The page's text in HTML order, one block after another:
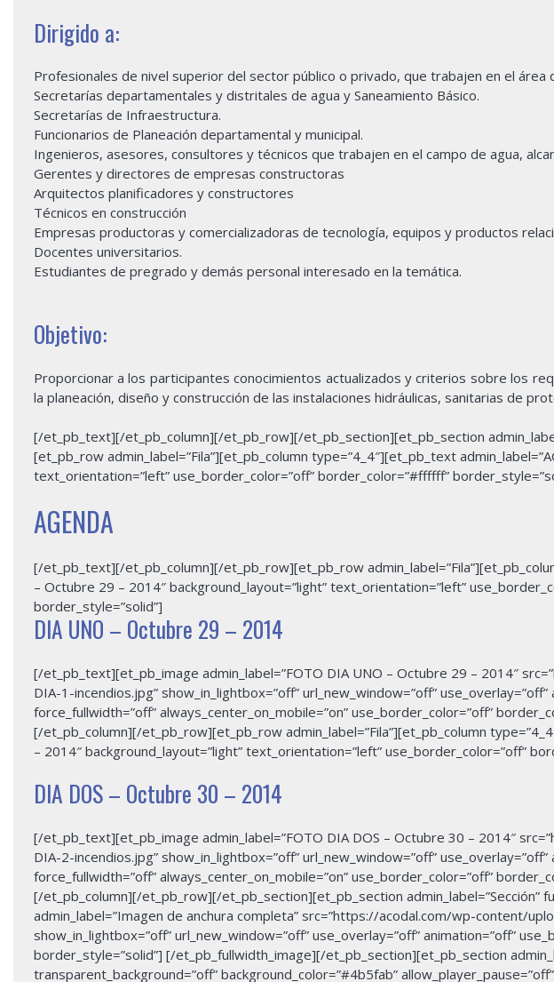
Dirigido a:
Profesionales de nivel superior del sector público o privado, que trabajen en el área
Secretarías departamentales y distritales de agua y Saneamiento Básico.
Secretarías de Infraestructura.
Funcionarios de Planeación departamental y municipal.
Ingenieros, asesores, consultores y técnicos que trabajen en el campo de agua,
Gerentes y directores de empresas constructoras
Arquitectos planificadores y constructores
Técnicos en construcción
Empresas productoras y comercializadoras de tecnología, equipos y productos
Docentes universitarios.
Estudiantes de pregrado y demás personal interesado en la temática.
Objetivo:
Proporcionar a los participantes conocimientos actualizados y criterios sobre los
la planeación, diseño y construcción de las instalaciones hidráulicas, sanitarias de
[/et_pb_text][/et_pb_column][/et_pb_row][/et_pb_section][et_pb_section
[et_pb_row admin_label=”Fila”][et_pb_column type=”4_4″][et_pb_text
text_orientation=”left” use_border_color=”off” border_color=”#ffffff”
AGENDA
[/et_pb_text][/et_pb_column][/et_pb_row][et_pb_row
– Octubre 29 – 2014″ background_layout=”light” text_orientation=”left”
border_style=”solid”]
DIA UNO – Octubre 29 – 2014
[/et_pb_text][et_pb_image admin_label=”FOTO DIA UNO – Octubre 29 – 2014″
DIA-1-incendios.jpg” show_in_lightbox=”off” url_new_window=”off” use_overlay=”off”
force_fullwidth=”off” always_center_on_mobile=”on” use_border_color=”off”
[/et_pb_column][/et_pb_row][et_pb_row admin_label=”Fila”][et_pb_column
– 2014″ background_layout=”light” text_orientation=”left” use_border_color=”off”
DIA DOS – Octubre 30 – 2014
[/et_pb_text][et_pb_image admin_label=”FOTO DIA DOS – Octubre 30 – 2014″
DIA-2-incendios.jpg” show_in_lightbox=”off” url_new_window=”off” use_overlay=”off”
force_fullwidth=”off” always_center_on_mobile=”on” use_border_color=”off”
[/et_pb_column][/et_pb_row][/et_pb_section][et_pb_section admin_label=”Sección”
admin_label=”Imagen de anchura completa” src=”https://acodal.com/wp-content/
show_in_lightbox=”off” url_new_window=”off” use_overlay=”off” animation=”off”
border_style=”solid”] [/et_pb_fullwidth_image][/et_pb_section][et_pb_section
transparent_background=”off” background_color=”#4b5fab”